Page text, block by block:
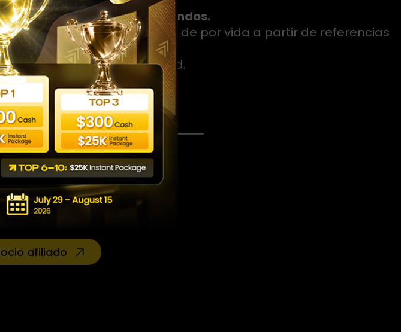
vida con tres niveles profundos.
y obtenga comisiones de por vida a partir de referencias
tres niveles de profundidad.
$159,920
ganada
afiliado